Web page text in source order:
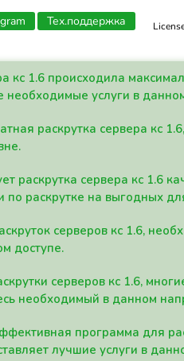
Тех.поддержка
кс 1.6 происходила
необходимые услуги в
раскрутка сервера кс
раскрутка сервера кс 1.6
по раскрутке на выгодных
серверов кс 1.6,
доступе.
серверов кс 1.6,
необходимый в данном
программа для
лучшие услуги в